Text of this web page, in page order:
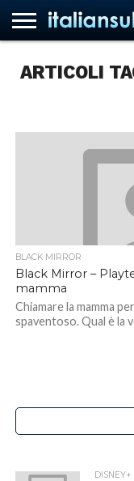
ARTICOLI
BLACK MIRROR
Black Mirror –
mamma
Chiamare la mamma
spaventoso. Qual è la
DISNEY+